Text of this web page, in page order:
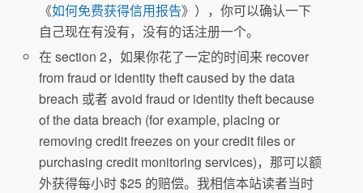
《如何免费获得信用报告》），你可以确认一下
自己现在有没有，没有的话注册一个。
在 section 2，如果你花了一定的时间来 recover
from fraud or identity theft caused by the data
breach 或者 avoid fraud or identity theft because
of the data breach (for example, placing or
removing credit freezes on your credit files or
purchasing credit monitoring services)，那可以额
外获得每小时 $25 的赔偿。我相信本站读者当时